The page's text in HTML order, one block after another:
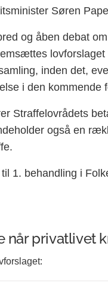
Søren
og åben debat
inden det,
i den kommende
Straffelovrådets
også en
1. behandling i
når privatlivet